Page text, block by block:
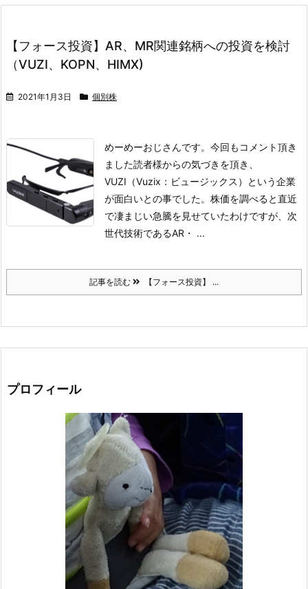
【フォース投資】AR、MR関連銘柄への投資を検討
（VUZI、KOPN、HIMX)
2021年1月3日 個別株
めーめーおじさんです。 今回もコメント頂き
ました読者様からの気づきを頂き、
VUZI（Vuzix：ビュージックス）という企業
が面白いとの事でした。株価を調べると直近
で凄まじい急騰を見せていたわけですが、次
世代技術であるAR・ ...
記事を読む 【フォース投資】 ...
プロフィール